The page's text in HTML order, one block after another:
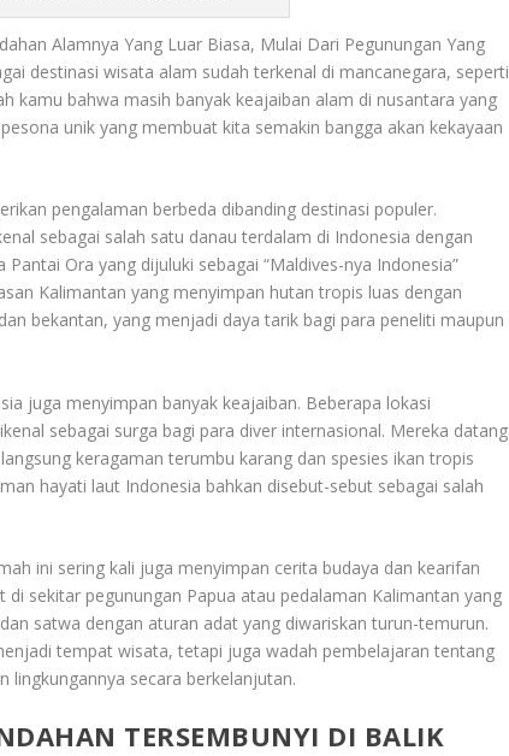
Alamnya Yang Luar Biasa, Mulai Dari Pegunungan Yang
destinasi wisata alam sudah terkenal di mancanegara, seperti
kamu bahwa masih banyak keajaiban alam di nusantara yang
unik yang membuat kita semakin bangga akan kekayaan
pengalaman berbeda dibanding destinasi populer.
sebagai salah satu danau terdalam di Indonesia dengan
Ora yang dijuluki sebagai “Maldives-nya Indonesia”
Kalimantan yang menyimpan hutan tropis luas dengan
bekantan, yang menjadi daya tarik bagi para peneliti maupun
juga menyimpan banyak keajaiban. Beberapa lokasi
sebagai surga bagi para diver internasional. Mereka datang
keragaman terumbu karang dan spesies ikan tropis
hayati laut Indonesia bahkan disebut-sebut sebagai salah
ini sering kali juga menyimpan cerita budaya dan kearifan
sekitar pegunungan Papua atau pedalaman Kalimantan yang
satwa dengan aturan adat yang diwariskan turun-temurun.
tempat wisata, tetapi juga wadah pembelajaran tentang
lingkungannya secara berkelanjutan.
TERSEMBUNYI DI BALIK